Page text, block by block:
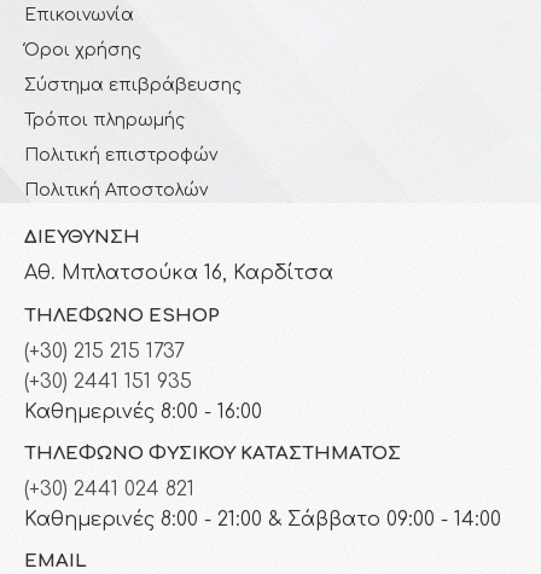
Επικοινωνία
Όροι χρήσης
Σύστημα επιβράβευσης
Τρόποι πληρωμής
Πολιτική επιστροφών
Πολιτική Αποστολών
ΔΙΕΎΘΥΝΣΗ
Αθ. Μπλατσούκα 16, Καρδίτσα
ΤΗΛΈΦΩΝΟ ESHOP
(+30) 215 215 1737
(+30) 2441 151 935
Καθημερινές 8:00 - 16:00
ΤΗΛΈΦΩΝΟ ΦΥΣΙΚΟΎ ΚΑΤΑΣΤΉΜΑΤΟΣ
(+30) 2441 024 821
Καθημερινές 8:00 - 21:00 & Σάββατο 09:00 - 14:00
EMAIL